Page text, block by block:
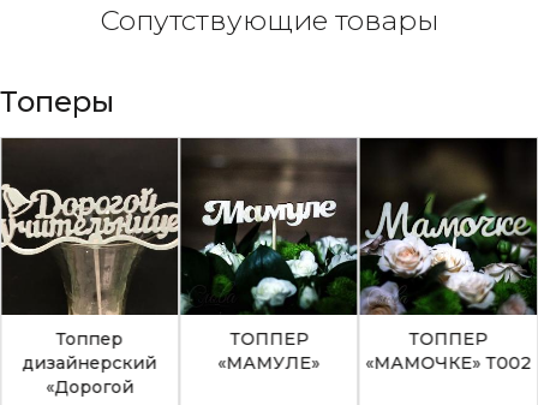
Сопутствующие товары
Топеры
Топпер
дизайнерский
«Дорогой
ТОППЕР
«МАМУЛЕ»
ТОППЕР
«МАМОЧКЕ» Т002